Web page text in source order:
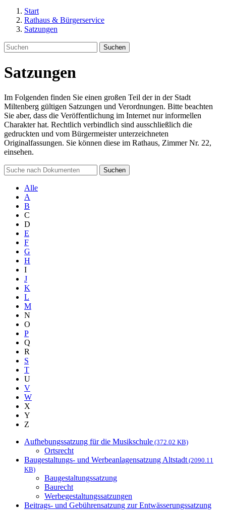
Start
Rathaus & Bürgerservice
Satzungen
Suchen
Satzungen
Im Folgenden finden Sie einen großen Teil der in der Stadt
Miltenberg gültigen Satzungen und Verordnungen. Bitte beachten
Sie aber, dass die Veröffentlichung im Internet nur informellen
Charakter hat. Rechtlich verbindlich sind ausschließlich die
gedruckten und vom Bürgermeister unterzeichneten
Originalfassungen. Sie können diese im Rathaus, Zimmer Nr. 22,
einsehen.
Suchen
Alle
A
B
C
D
E
F
G
H
I
J
K
L
M
N
O
P
Q
R
S
T
U
V
W
X
Y
Z
Aufhebungssatzung für die Musikschule (372.02 KB)
Ortsrecht
Baugestaltungs- und Werbeanlagensatzung Altstadt (2090.11
KB)
Baugestaltungssatzung
Baurecht
Werbegestaltungssatzungen
Beitrags- und Gebührensatzung zur Entwässerungssatzung